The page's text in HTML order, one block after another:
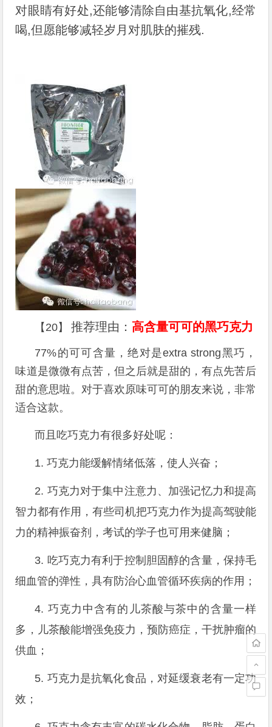
对眼睛有好处,还能够清除自由基抗氧化,经常
喝,但愿能够减轻岁月对肌肤的摧残.
【20】 推荐理由：高含量可可的黑巧克力
77%的可可含量，绝对是extra strong黑巧，
味道是微微有点苦，但之后就是甜的，有点先苦后
甜的意思啦。对于喜欢原味可可的朋友来说，非常
适合这款。
而且吃巧克力有很多好处呢：
1. 巧克力能缓解情绪低落，使人兴奋；
2. 巧克力对于集中注意力、加强记忆力和提高
智力都有作用，有些司机把巧克力作为提高驾驶能
力的精神振奋剂，考试的学子也可用来健脑；
3. 吃巧克力有利于控制胆固醇的含量，保持毛
细血管的弹性，具有防治心血管循环疾病的作用；
4. 巧克力中含有的儿茶酸与茶中的含量一样
多，儿茶酸能增强免疫力，预防癌症，干扰肿瘤的
供血；
5. 巧克力是抗氧化食品，对延缓衰老有一定功
效；